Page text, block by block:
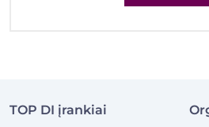
TOP DI įrankiai